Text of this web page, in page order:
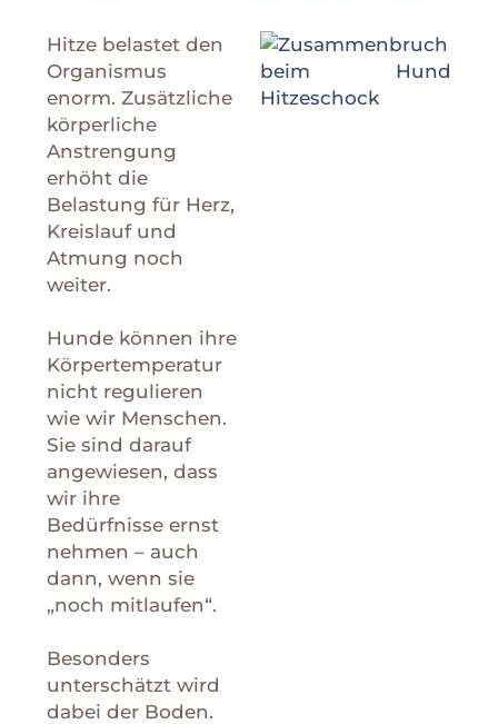
Hitze belastet den
Organismus
enorm. Zusätzliche
körperliche
Anstrengung
erhöht die
Belastung für Herz,
Kreislauf und
Atmung noch
weiter.
Hunde können ihre
Körpertemperatur
nicht regulieren
wie wir Menschen.
Sie sind darauf
angewiesen, dass
wir ihre
Bedürfnisse ernst
nehmen – auch
dann, wenn sie
„noch mitlaufen“.
Besonders
unterschätzt wird
dabei der Boden.